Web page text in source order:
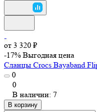
от 3 320 ₽
-17% Выгодная цена
Сланцы Crocs Bayaband
0
0
В наличии: 7
В корзину